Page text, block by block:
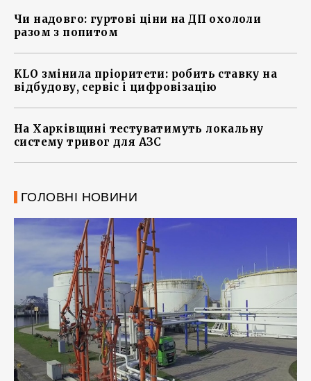
Чи надовго: гуртові ціни на ДП охололи
разом з попитом
KLO змінила пріоритети: робить ставку на
відбудову, сервіс і цифровізацію
На Харківщині тестуватимуть локальну
систему тривог для АЗС
ГОЛОВНІ НОВИНИ